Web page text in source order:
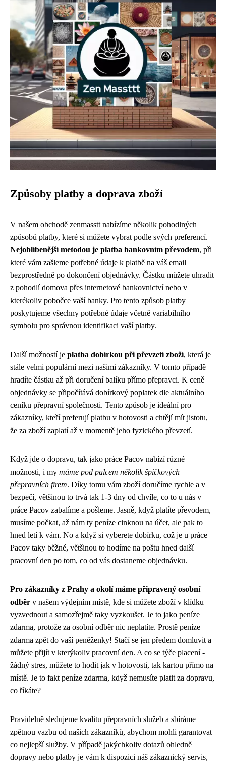
Způsoby platby a doprava zboží
V našem obchodě zenmasstt nabízíme několik pohodlných
způsobů platby, které si můžete vybrat podle svých preferencí.
Nejoblíbenější metodou je platba bankovním převodem, při
které vám zašleme potřebné údaje k platbě na váš email
bezprostředně po dokončení objednávky. Částku můžete uhradit
z pohodlí domova přes internetové bankovnictví nebo v
kterékoliv pobočce vaší banky. Pro tento způsob platby
poskytujeme všechny potřebné údaje včetně variabilního
symbolu pro správnou identifikaci vaší platby.
Další možností je platba dobírkou při převzetí zboží, která je
stále velmi populární mezi našimi zákazníky. V tomto případě
hradíte částku až při doručení balíku přímo přepravci. K ceně
objednávky se připočítává dobírkový poplatek dle aktuálního
ceníku přepravní společnosti. Tento způsob je ideální pro
zákazníky, kteří preferují platbu v hotovosti a chtějí mít jistotu,
že za zboží zaplatí až v momentě jeho fyzického převzetí.
Když jde o dopravu, tak jako práce Pacov nabízí různé
možnosti, i my máme pod palcem několik špičkových
přepravních firem. Díky tomu vám zboží doručíme rychle a v
bezpečí, většinou to trvá tak 1-3 dny od chvíle, co to u nás v
práce Pacov zabalíme a pošleme. Jasně, když platíte převodem,
musíme počkat, až nám ty peníze cinknou na účet, ale pak to
hned letí k vám. No a když si vyberete dobírku, což je u práce
Pacov taky běžné, většinou to hodíme na poštu hned další
pracovní den po tom, co od vás dostaneme objednávku.
Pro zákazníky z Prahy a okolí máme připravený osobní
odběr v našem výdejním místě, kde si můžete zboží v klídku
vyzvednout a samozřejmě taky vyzkoušet. Je to jako peníze
zdarma, protože za osobní odběr nic neplatíte. Prostě peníze
zdarma zpět do vaší peněženky! Stačí se jen předem domluvit a
můžete přijít v kterýkoliv pracovní den. A co se týče placení -
žádný stres, můžete to hodit jak v hotovosti, tak kartou přímo na
místě. Je to fakt peníze zdarma, když nemusíte platit za dopravu,
co říkáte?
Pravidelně sledujeme kvalitu přepravních služeb a sbíráme
zpětnou vazbu od našich zákazníků, abychom mohli garantovat
co nejlepší služby. V případě jakýchkoliv dotazů ohledně
dopravy nebo platby je vám k dispozici náš zákaznický servis,